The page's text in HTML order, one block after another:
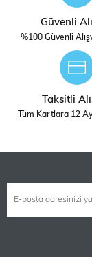
olmak üzere
sürdü. Ayrıca
savaş aracı
ürettiler.
gemi ve sivil
asıl odak
Maket Yapım
Güvenli
%100 Güvenli
Taksitli
Tüm Kartlara 12